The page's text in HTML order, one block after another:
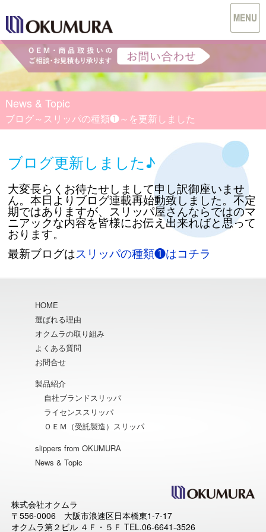
News & Topic
ブログ～スリッパの種類❶～を更新しました
ブログ更新しました♪
大変長らくお待たせしまして申し訳御座いませ
ん。本日よりブログ連載再始動致しました。不定
期ではありますが、スリッパ屋さんならではのマ
ニアックな内容を皆様にお伝え出来ればと思って
おります。
最新ブログはスリッパの種類❶はコチラ
HOME
選ばれる理由
オクムラの取り組み
よくある質問
お問合せ
製品紹介
自社ブランドスリッパ
ライセンススリッパ
ＯＥＭ（受託製造）スリッパ
slippers from OKUMURA
News & Topic
株式会社オクムラ
〒556-0006 大阪市浪速区日本橋東1-7-17
オクムラ第２ビル ４Ｆ・５Ｆ TEL.06-6641-3526